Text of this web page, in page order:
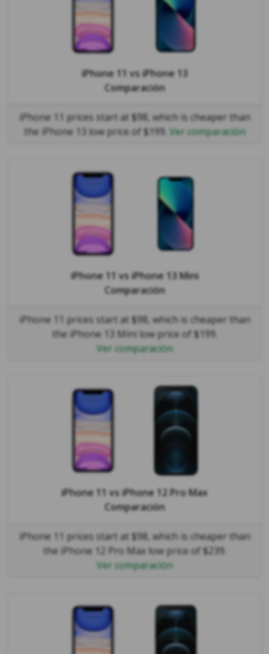
iPhone 11 vsiPhone 13
Comparación
iPhone 11 prices start at $98, which is cheaper than
the iPhone 13 low price of $199. Ver comparación
iPhone 11 vsiPhone 13 Mini
Comparación
iPhone 11 prices start at $98, which is cheaper than
the iPhone 13 Mini low price of $199.
Ver comparación
iPhone 11 vsiPhone 12 Pro Max
Comparación
iPhone 11 prices start at $98, which is cheaper than
the iPhone 12 Pro Max low price of $239.
Ver comparación